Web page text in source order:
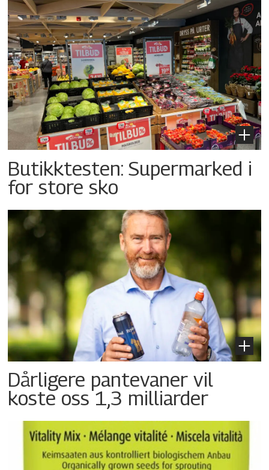
Butikktesten: Supermarked i
for store sko
Dårligere pantevaner vil
koste oss 1,3 milliarder